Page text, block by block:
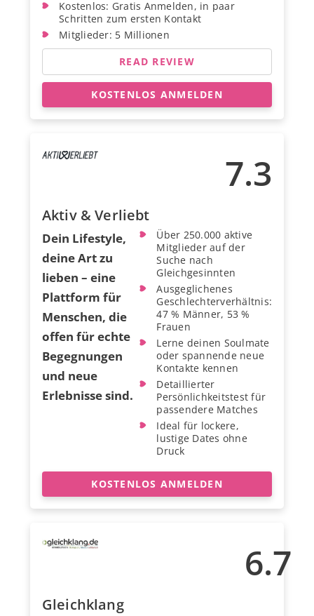
Kostenlos: Gratis Anmelden, in paar
Schritten zum ersten Kontakt
Mitglieder: 5 Millionen
READ REVIEW
KOSTENLOS ANMELDEN
7.3
Aktiv & Verliebt
Dein Lifestyle,
deine Art zu
lieben – eine
Plattform für
Menschen, die
offen für echte
Begegnungen
und neue
Erlebnisse sind.
Über 250.000 aktive
Mitglieder auf der
Suche nach
Gleichgesinnten
Ausgeglichenes
Geschlechterverhältnis:
47 % Männer, 53 %
Frauen
Lerne deinen Soulmate
oder spannende neue
Kontakte kennen
Detaillierter
Persönlichkeitstest für
passendere Matches
Ideal für lockere,
lustige Dates ohne
Druck
KOSTENLOS ANMELDEN
6.7
Gleichklang